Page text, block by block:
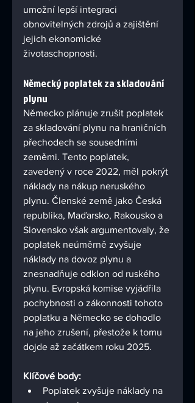
umožní lepší integraci
obnovitelných zdrojů a zajištění
jejich ekonomické
životaschopnosti.
Německý poplatek za skladování
plynu
Německo plánuje zrušit poplatek
za skladování plynu na hraničních
přechodech se sousedními
zeměmi. Tento poplatek,
zavedený v roce 2022, měl pokrýt
náklady na nákup neruského
plynu. Členské země jako Česká
republika, Maďarsko, Rakousko a
Slovensko však argumentovaly, že
poplatek neúměrně zvyšuje
náklady na dovoz plynu a
znesnadňuje odklon od ruského
plynu. Evropská komise vyjádřila
pochybnosti o zákonnosti tohoto
poplatku a Německo se dohodlo
na jeho zrušení, přestože k tomu
dojde až začátkem roku 2025.
Klíčové body:
Poplatek zvyšuje náklady na